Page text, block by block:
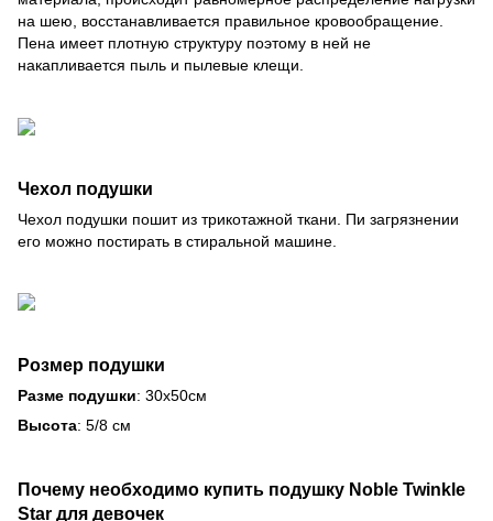
на шею, восстанавливается правильное кровообращение.
Пена имеет плотную структуру поэтому в ней не
накапливается пыль и пылевые клещи.
Чехол подушки
Чехол подушки пошит из трикотажной ткани. Пи загрязнении
его можно постирать в стиральной машине.
Розмер подушки
Разме подушки: 30х50см
Высота: 5/8 см
Почему необходимо купить подушку Noble Twinkle
Star для девочек